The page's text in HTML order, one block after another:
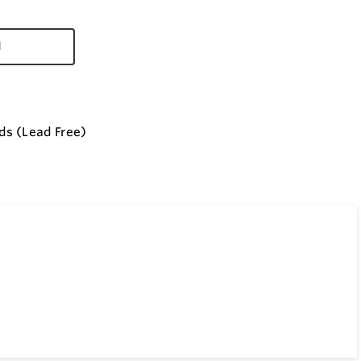
(Lead Free)